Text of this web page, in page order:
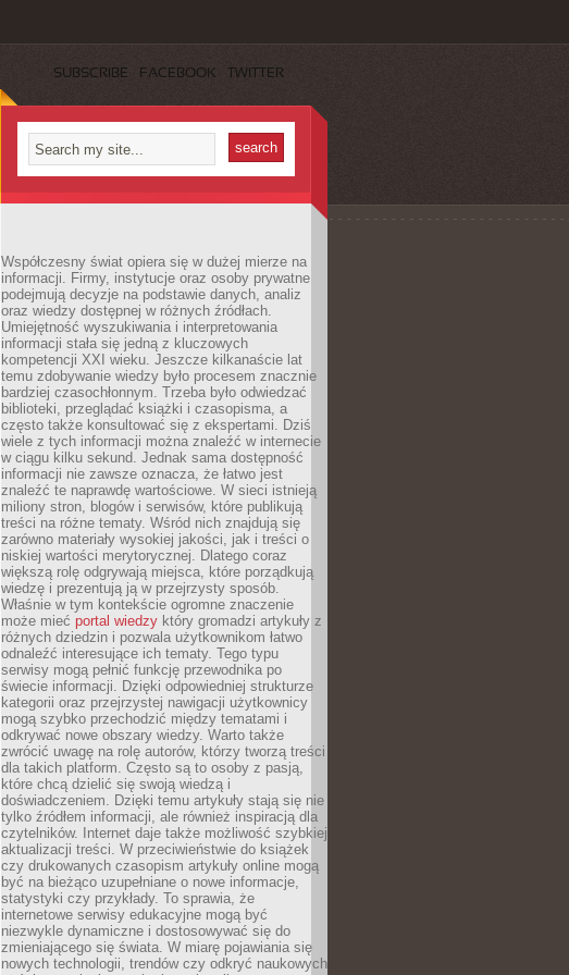
SUBSCRIBE FACEBOOK TWITTER
Współczesny świat opiera się w dużej mierze na
informacji. Firmy, instytucje oraz osoby prywatne
podejmują decyzje na podstawie danych, analiz
oraz wiedzy dostępnej w różnych źródłach.
Umiejętność wyszukiwania i interpretowania
informacji stała się jedną z kluczowych
kompetencji XXI wieku. Jeszcze kilkanaście lat
temu zdobywanie wiedzy było procesem znacznie
bardziej czasochłonnym. Trzeba było odwiedzać
biblioteki, przeglądać książki i czasopisma, a
często także konsultować się z ekspertami. Dziś
wiele z tych informacji można znaleźć w internecie
w ciągu kilku sekund. Jednak sama dostępność
informacji nie zawsze oznacza, że łatwo jest
znaleźć te naprawdę wartościowe. W sieci istnieją
miliony stron, blogów i serwisów, które publikują
treści na różne tematy. Wśród nich znajdują się
zarówno materiały wysokiej jakości, jak i treści o
niskiej wartości merytorycznej. Dlatego coraz
większą rolę odgrywają miejsca, które porządkują
wiedzę i prezentują ją w przejrzysty sposób.
Właśnie w tym kontekście ogromne znaczenie
może mieć portal wiedzy który gromadzi artykuły z
różnych dziedzin i pozwala użytkownikom łatwo
odnaleźć interesujące ich tematy. Tego typu
serwisy mogą pełnić funkcję przewodnika po
świecie informacji. Dzięki odpowiedniej strukturze
kategorii oraz przejrzystej nawigacji użytkownicy
mogą szybko przechodzić między tematami i
odkrywać nowe obszary wiedzy. Warto także
zwrócić uwagę na rolę autorów, którzy tworzą treści
dla takich platform. Często są to osoby z pasją,
które chcą dzielić się swoją wiedzą i
doświadczeniem. Dzięki temu artykuły stają się nie
tylko źródłem informacji, ale również inspiracją dla
czytelników. Internet daje także możliwość szybkiej
aktualizacji treści. W przeciwieństwie do książek
czy drukowanych czasopism artykuły online mogą
być na bieżąco uzupełniane o nowe informacje,
statystyki czy przykłady. To sprawia, że
internetowe serwisy edukacyjne mogą być
niezwykle dynamiczne i dostosowywać się do
zmieniającego się świata. W miarę pojawiania się
nowych technologii, trendów czy odkryć naukowych